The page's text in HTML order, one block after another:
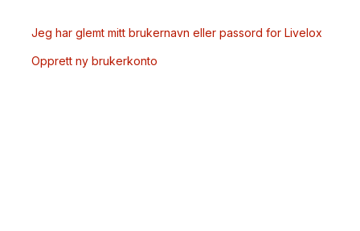
Jeg har glemt mitt brukernavn eller passord for Livelox
Opprett ny brukerkonto